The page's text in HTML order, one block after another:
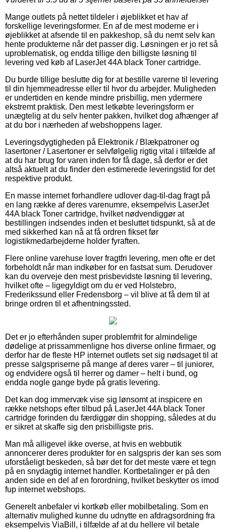
Mange outlets på nettet tildeler i øjeblikket et hav af
forskellige leveringsformer. En af de mest moderne er i
øjeblikket at afsende til en pakkeshop, så du nemt selv kan
hente produkterne når det passer dig. Løsningen er jo ret så
uproblematisk, og endda tillige den billigste løsning til
levering ved køb af LaserJet 44A black Toner cartridge.
Du burde tillige beslutte dig for at bestille varerne til levering
til din hjemmeadresse eller til hvor du arbejder. Muligheden
er undertiden en kende mindre prisbillig, men ydermere
ekstremt praktisk. Den mest letkøbte leveringsform er
unægtelig at du selv henter pakken, hvilket dog afhænger af
at du bor i nærheden af webshoppens lager.
Leveringsdygtigheden på Elektronik / Blækpatroner og
lasertoner / Lasertoner er selvfølgelig rigtig vital i tilfælde af
at du har brug for varen inden for få dage, så derfor er det
altså aktuelt at du finder den estimerede leveringstid for det
respektive produkt.
En masse internet forhandlere udlover dag-til-dag fragt på
en lang række af deres varenumre, eksempelvis LaserJet
44A black Toner cartridge, hvilket nødvendiggør at
bestillingen indsendes inden et besluttet tidspunkt, så at de
med sikkerhed kan nå at få ordren fikset før
logistikmedarbejderne holder fyraften.
Flere online varehuse lover fragtfri levering, men ofte er det
forbeholdt når man indkøber for en fastsat sum. Derudover
kan du overveje den mest prisbevidste løsning til levering,
hvilket ofte – ligegyldigt om du er ved Holstebro,
Frederikssund eller Fredensborg – vil blive at få dem til at
bringe ordren til et afhentningssted.
Det er jo efterhånden super problemfrit for almindelige
dødelige at prissammenligne hos diverse online firmaer, og
derfor har de fleste HP internet outlets set sig nødsaget til at
presse salgspriserne på mange af deres varer – til juniorer,
og endvidere også til herrer og damer – helt i bund, og
endda nogle gange byde på gratis levering.
Det kan dog immervæk vise sig lønsomt at inspicere en
række netshops efter tilbud på LaserJet 44A black Toner
cartridge forinden du færdiggør din shopping, således at du
er sikret at skaffe sig den prisbilligste pris.
Man må alligevel ikke overse, at hvis en webbutik
annoncerer deres produkter for en salgspris der kan ses som
uforståeligt beskeden, så bør det for det meste være et tegn
på en snydagtig internet handler. Kortbetalinger er på den
anden side en del af en forordning, hvilket beskytter os imod
fup internet webshops.
Generelt anbefaler vi kortkøb eller mobilbetaling. Som en
alternativ mulighed kunne du udnytte en afdragsordning fra
eksempelvis ViaBill, i tilfælde af at du hellere vil betale